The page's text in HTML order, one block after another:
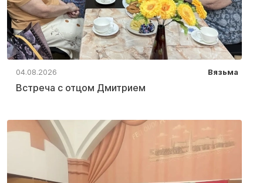
04.08.2026 Вязьма
Встреча с отцом Дмитрием